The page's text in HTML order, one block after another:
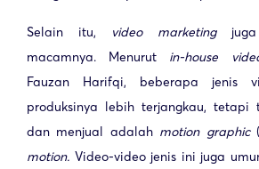
Selain itu, video marketingjuga
macamnya. Menurut in-house
Fauzan Harifqi, beberapa jenis
produksinya lebih terjangkau,
dan menjual adalah motion graphic
motion. Video-video jenis ini juga